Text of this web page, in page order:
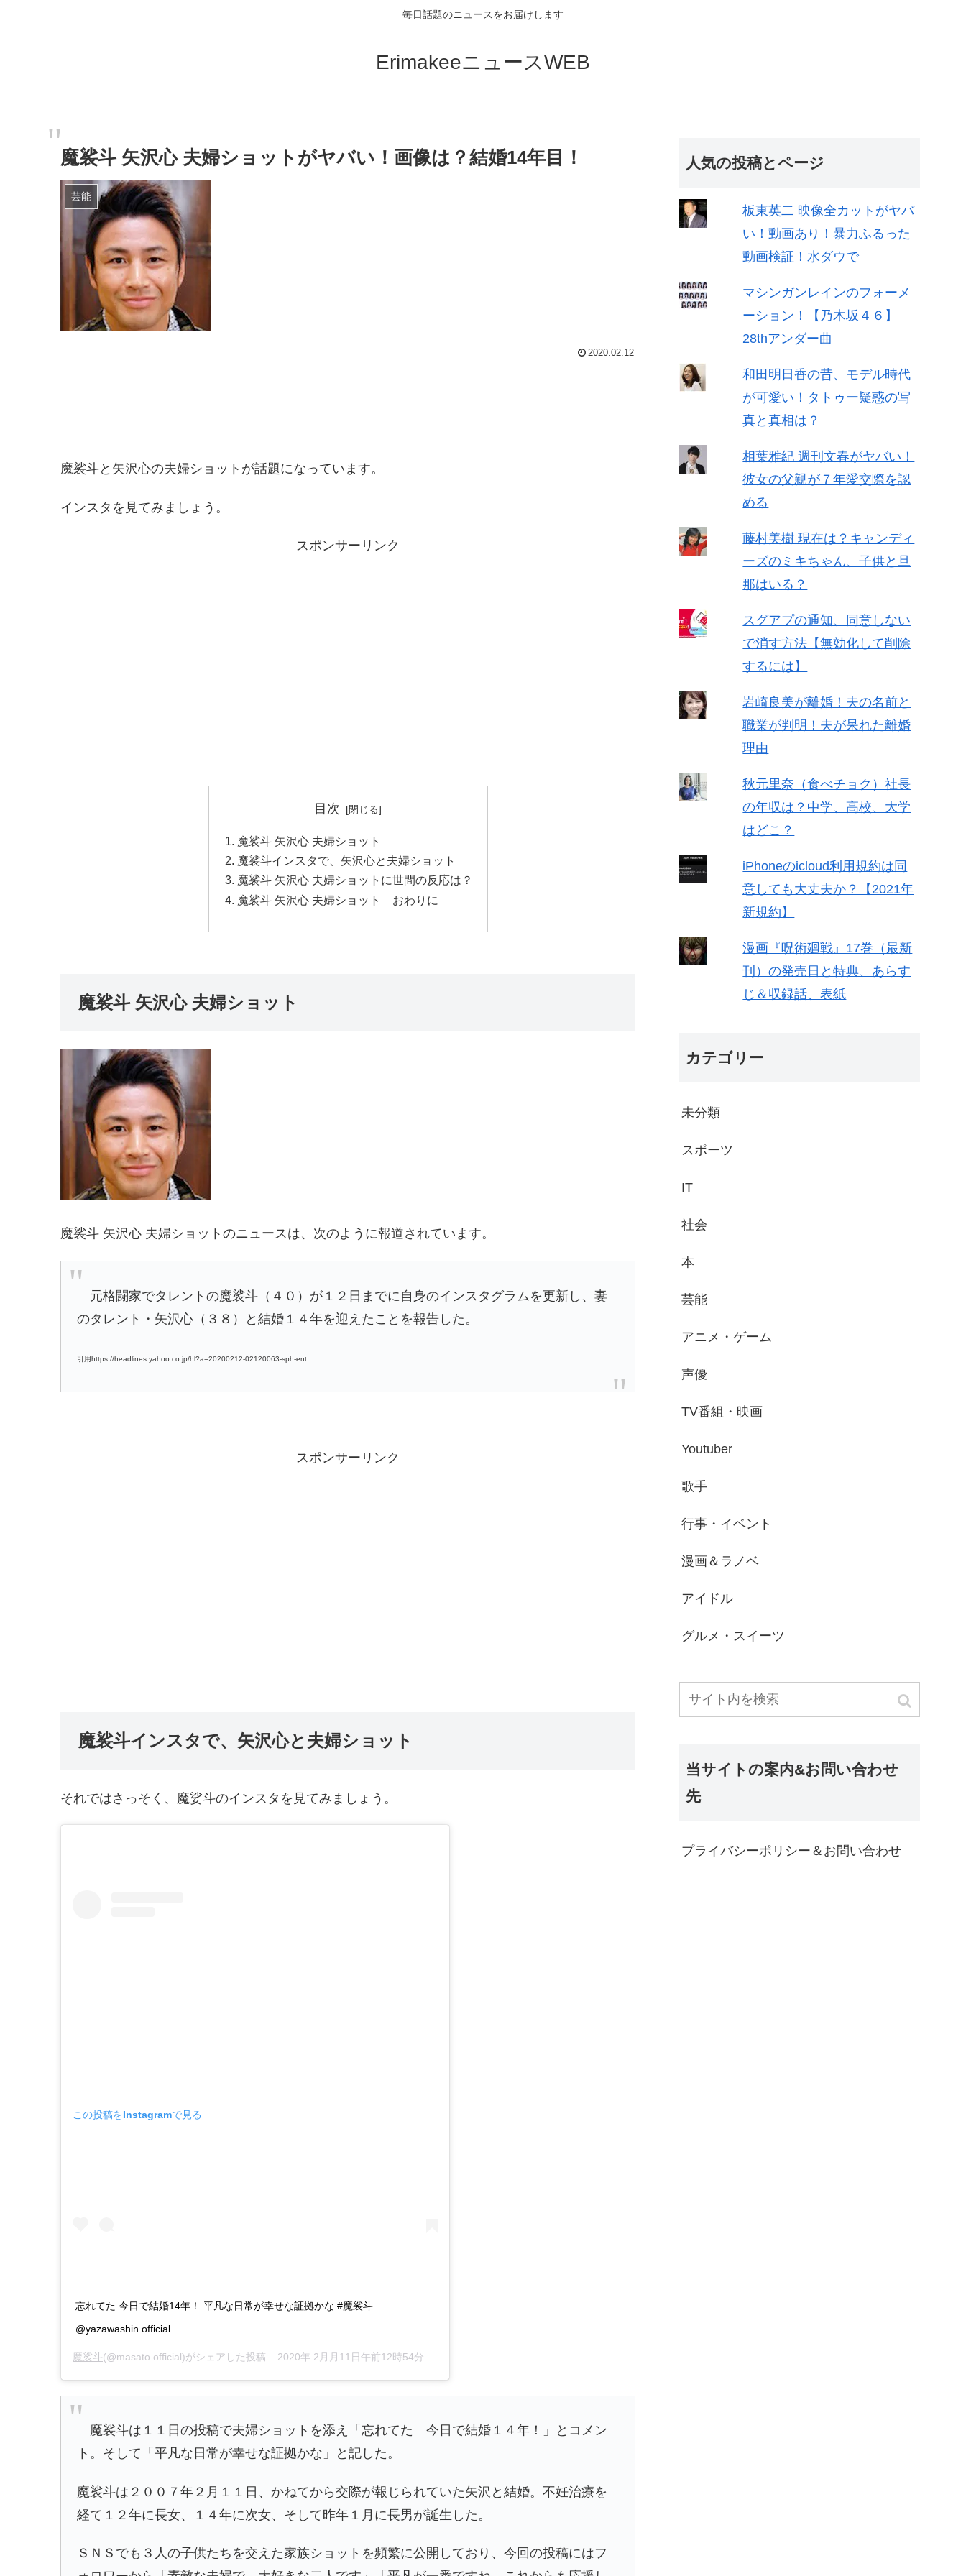
毎日話題のニュースをお届けします
ErimakeeニュースWEB
魔裟斗 矢沢心 夫婦ショットがヤバい！画像は？結婚14年目！
芸能
2020.02.12
魔裟斗と矢沢心の夫婦ショットが話題になっています。
インスタを見てみましょう。
スポンサーリンク
目次
魔裟斗 矢沢心 夫婦ショット
魔裟斗インスタで、矢沢心と夫婦ショット
魔裟斗 矢沢心 夫婦ショットに世間の反応は？
魔裟斗 矢沢心 夫婦ショット おわりに
魔裟斗 矢沢心 夫婦ショット
魔裟斗 矢沢心 夫婦ショットのニュースは、次のように報道されています。
元格闘家でタレントの魔裟斗（４０）が１２日までに自身のインスタグラムを更新し、妻
のタレント・矢沢心（３８）と結婚１４年を迎えたことを報告した。
引用https://headlines.yahoo.co.jp/hl?a=20200212-02120063-sph-ent
スポンサーリンク
魔裟斗インスタで、矢沢心と夫婦ショット
それではさっそく、魔娑斗のインスタを見てみましょう。
この投稿をInstagramで見る
忘れてた 今日で結婚14年！ 平凡な日常が幸せな証拠かな #魔裟斗
@yazawashin.official
魔裟斗(@masato.official)がシェアした投稿 – 2020年 2月月11日午前12時54分PST
魔裟斗は１１日の投稿で夫婦ショットを添え「忘れてた 今日で結婚１４年！」とコメン
ト。そして「平凡な日常が幸せな証拠かな」と記した。
魔裟斗は２００７年２月１１日、かねてから交際が報じられていた矢沢と結婚。不妊治療を
経て１２年に長女、１４年に次女、そして昨年１月に長男が誕生した。
ＳＮＳでも３人の子供たちを交えた家族ショットを頻繁に公開しており、今回の投稿にはフ
人気の投稿とページ
板東英二 映像全カットがヤバ
い！動画あり！暴力ふるった
動画検証！水ダウで
マシンガンレインのフォーメ
ーション！【乃木坂４６】
28thアンダー曲
和田明日香の昔、モデル時代
が可愛い！タトゥー疑惑の写
真と真相は？
相葉雅紀 週刊文春がヤバい！
彼女の父親が７年愛交際を認
める
藤村美樹 現在は？キャンディ
ーズのミキちゃん、子供と旦
那はいる？
スグアプの通知、同意しない
で消す方法【無効化して削除
するには】
岩崎良美が離婚！夫の名前と
職業が判明！夫が呆れた離婚
理由
秋元里奈（食べチョク）社長
の年収は？中学、高校、大学
はどこ？
iPhoneのicloud利用規約は同
意しても大丈夫か？【2021年
新規約】
漫画『呪術廻戦』17巻（最新
刊）の発売日と特典、あらす
じ＆収録話、表紙
カテゴリー
未分類
スポーツ
IT
社会
本
芸能
アニメ・ゲーム
声優
TV番組・映画
Youtuber
歌手
行事・イベント
漫画＆ラノベ
アイドル
グルメ・スイーツ
当サイトの案内&お問い合わせ
先
プライバシーポリシー＆お問い合わせ